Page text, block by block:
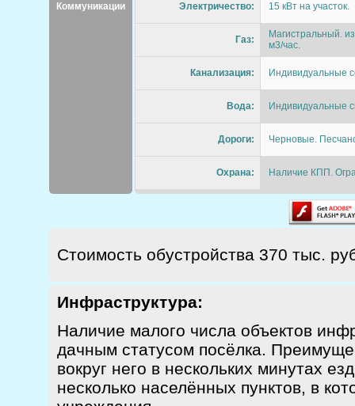
Коммуникации Электричество: 15 кВт на участок.
Газ:
Магистральный.
м3/час.
Канализация: Индивидуальные
Вода: Индивидуальные
Дороги: Черновые.
Охрана: Наличие КПП.
Стоимость обустройства 370 тыс.
Инфраструктура:
Наличие малого числа объектов
дачным статусом посёлка.
вокруг него в нескольких минутах
несколько населённых пунктов, в